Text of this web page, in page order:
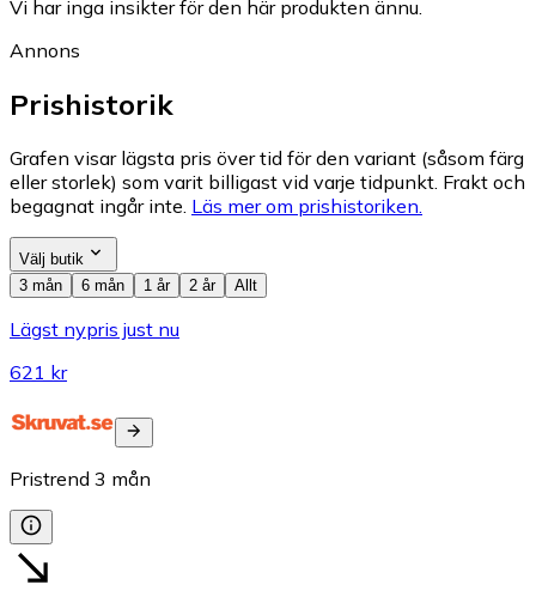
Vi har inga insikter för den här produkten ännu.
Annons
Prishistorik
Grafen visar lägsta pris över tid för den variant (såsom färg
eller storlek) som varit billigast vid varje tidpunkt. Frakt och
begagnat ingår inte. Läs mer om prishistoriken.
Välj butik
3 mån
6 mån 1 år 2 år Allt
Lägst nypris just nu
621 kr
Pristrend 3 mån